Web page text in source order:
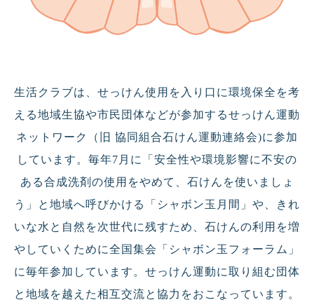
生活クラブは、せっけん使用を入り口に環境保全を考
える地域生協や市民団体などが参加するせっけん運動
ネットワーク（旧 協同組合石けん運動連絡会)に参加
しています。毎年7月に「安全性や環境影響に不安の
ある合成洗剤の使用をやめて、石けんを使いましょ
う」と地域へ呼びかける「シャボン玉月間」や、きれ
いな水と自然を次世代に残すため、石けんの利用を増
やしていくために全国集会「シャボン玉フォーラム」
に毎年参加しています。せっけん運動に取り組む団体
と地域を越えた相互交流と協力をおこなっています。